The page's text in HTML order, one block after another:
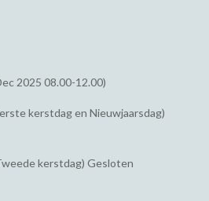
2025 08.00-12.00)
kerstdag en Nieuwjaarsdag)
kerstdag) Gesloten